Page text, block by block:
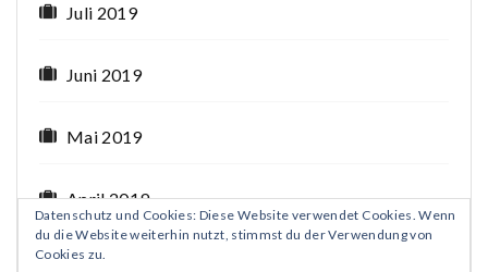
Juli 2019
Juni 2019
Mai 2019
April 2019
März 2019
Datenschutz und Cookies: Diese Website verwendet Cookies. Wenn
du die Website weiterhin nutzt, stimmst du der Verwendung von
Cookies zu.